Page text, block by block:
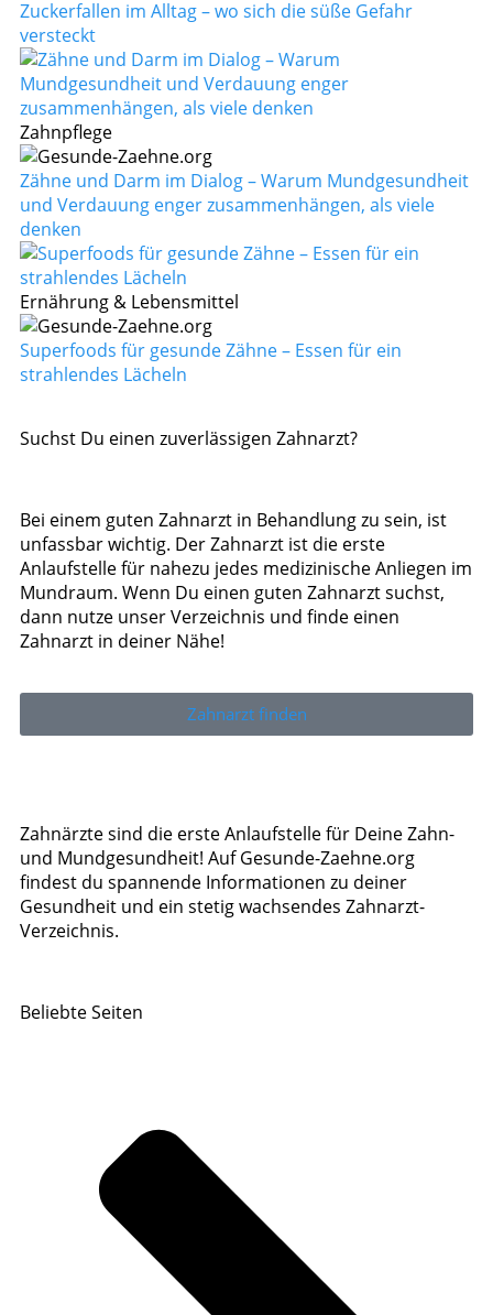
Zuckerfallen im Alltag – wo sich die süße Gefahr
versteckt
Zahnpflege
Zähne und Darm im Dialog – Warum Mundgesundheit
und Verdauung enger zusammenhängen, als viele
denken
Ernährung & Lebensmittel
Superfoods für gesunde Zähne – Essen für ein
strahlendes Lächeln
Suchst Du einen zuverlässigen Zahnarzt?
Bei einem guten Zahnarzt in Behandlung zu sein, ist
unfassbar wichtig. Der Zahnarzt ist die erste
Anlaufstelle für nahezu jedes medizinische Anliegen im
Mundraum. Wenn Du einen guten Zahnarzt suchst,
dann nutze unser Verzeichnis und finde einen
Zahnarzt in deiner Nähe!
Zahnarzt finden
Zahnärzte sind die erste Anlaufstelle für Deine Zahn-
und Mundgesundheit! Auf Gesunde-Zaehne.org
findest du spannende Informationen zu deiner
Gesundheit und ein stetig wachsendes Zahnarzt-
Verzeichnis.
Beliebte Seiten